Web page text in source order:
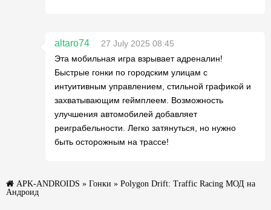
altaro74
27 July 2025 08:45
Эта мобильная игра взрывает адреналин!
Быстрые гонки по городским улицам с
интуитивным управлением, стильной графикой и
захватывающим геймплеем. Возможность
улучшения автомобилей добавляет
реиграбельности. Легко затянуться, но нужно
быть осторожным на трассе!
APK-ANDROIDS » Гонки » Polygon Drift: Traffic Racing МОД на
Андроид